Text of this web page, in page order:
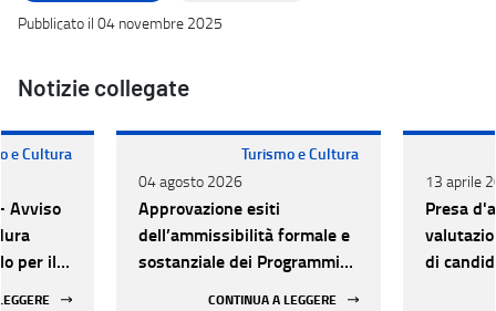
Pubblicato il 04 novembre 2025
Notizie collegate
e Cultura
Avviso
per il
Turismo e Cultura
04 agosto 2026
Approvazione esiti
dell’ammissibilità formale e
sostanziale dei Programmi
CONTINUA A LEGGERE
13 aprile
Presa
di